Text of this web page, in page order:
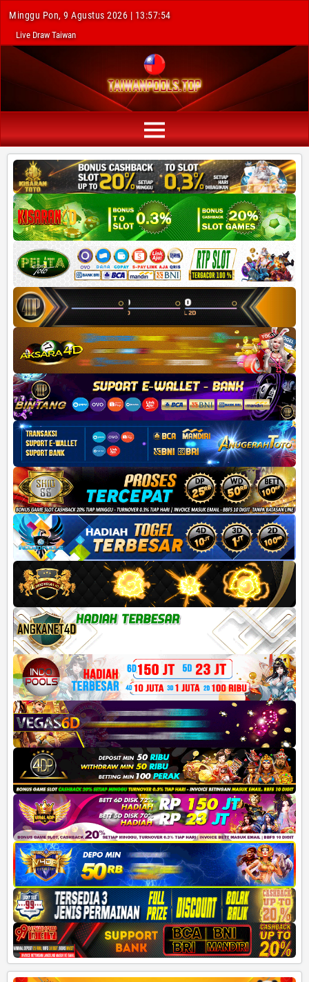
Minggu Pon, 9 Agustus 2026 | 13:57:55
Live Draw Taiwan